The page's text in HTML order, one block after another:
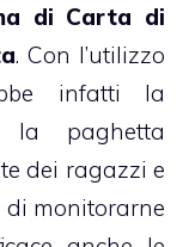
di Carta di
. Con l’utilizzo
infatti la
la paghetta
dei ragazzi e
di monitorarne